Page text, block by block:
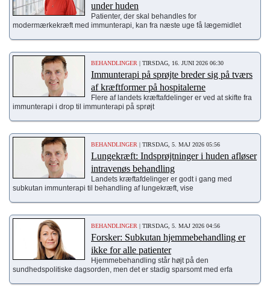
under huden
Patienter, der skal behandles for
modermærkekræft med immunterapi, kan fra næste uge få lægemidlet
BEHANDLINGER | TIRSDAG, 16. JUNI 2026 06:30
Immunterapi på sprøjte breder sig på tværs
af kræftformer på hospitalerne
Flere af landets kræftafdelinger er ved at skifte fra
immunterapi i drop til immunterapi på sprøjt
BEHANDLINGER | TIRSDAG, 5. MAJ 2026 05:56
Lungekræft: Indsprøjtninger i huden afløser
intravenøs behandling
Landets kræftafdelinger er godt i gang med
subkutan immunterapi til behandling af lungekræft, vise
BEHANDLINGER | TIRSDAG, 5. MAJ 2026 04:56
Forsker: Subkutan hjemmebehandling er
ikke for alle patienter
Hjemmebehandling står højt på den
sundhedspolitiske dagsorden, men det er stadig sparsomt med erfa